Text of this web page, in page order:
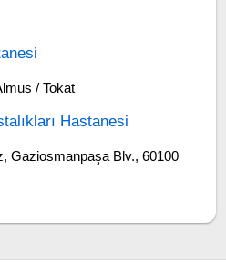
/ Tokat
Hastanesi
Gaziosmanpaşa Blv., 60100